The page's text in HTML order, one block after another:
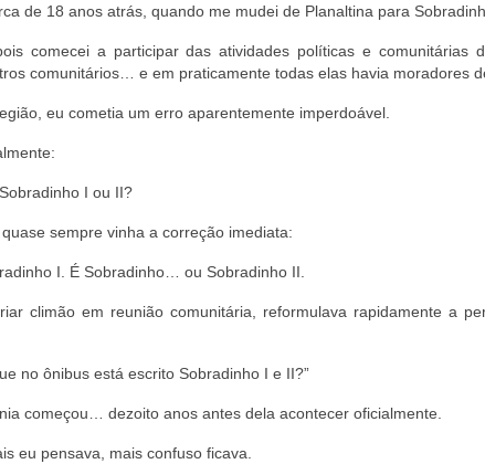
de 18 anos atrás, quando me mudei de Planaltina para
comecei a participar das atividades políticas e comunitárias
comunitários… e em praticamente todas elas havia moradores
eu cometia um erro aparentemente imperdoável.
I ou II?
sempre vinha a correção imediata:
I. É Sobradinho… ou Sobradinho II.
climão em reunião comunitária, reformulava rapidamente a
no ônibus está escrito Sobradinho I e II?”
começou… dezoito anos antes dela acontecer oficialmente.
eu pensava, mais confuso ficava.